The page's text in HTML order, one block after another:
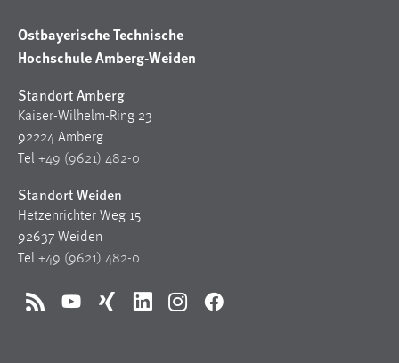
Ostbayerische Technische
Hochschule Amberg-Weiden
Standort Amberg
Kaiser-Wilhelm-Ring 23
92224 Amberg
Tel +49 (9621) 482-0
Standort Weiden
Hetzenrichter Weg 15
92637 Weiden
Tel +49 (9621) 482-0
RSS YouTubeXing LinkedInInstagramFacebook